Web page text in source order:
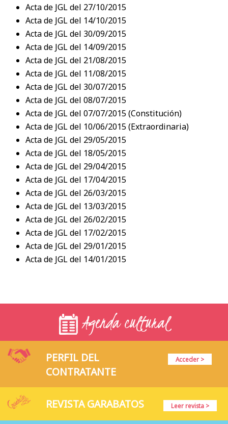
Acta de JGL del 27/10/2015
Acta de JGL del 14/10/2015
Acta de JGL del 30/09/2015
Acta de JGL del 14/09/2015
Acta de JGL del 21/08/2015
Acta de JGL del 11/08/2015
Acta de JGL del 30/07/2015
Acta de JGL del 08/07/2015
Acta de JGL del 07/07/2015 (Constitución)
Acta de JGL del 10/06/2015 (Extraordinaria)
Acta de JGL del 29/05/2015
Acta de JGL del 18/05/2015
Acta de JGL del 29/04/2015
Acta de JGL del 17/04/2015
Acta de JGL del 26/03/2015
Acta de JGL del 13/03/2015
Acta de JGL del 26/02/2015
Acta de JGL del 17/02/2015
Acta de JGL del 29/01/2015
Acta de JGL del 14/01/2015
Agenda cultural
PERFIL DEL
CONTRATANTE
Acceder >
REVISTA GARABATOS Leer revista >